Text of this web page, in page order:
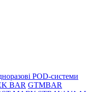
POD-системи
BAR GTMBAR